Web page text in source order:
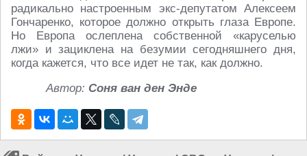
радикально настроенным экс-депутатом Алексеем
Гончаренко, которое должно открыть глаза Европе.
Но Европа ослеплена собственной «каруселью
лжи» и зациклена на безумии сегодняшнего дня,
когда кажется, что все идет не так, как должно.
Автор: Соня ван ден Энде